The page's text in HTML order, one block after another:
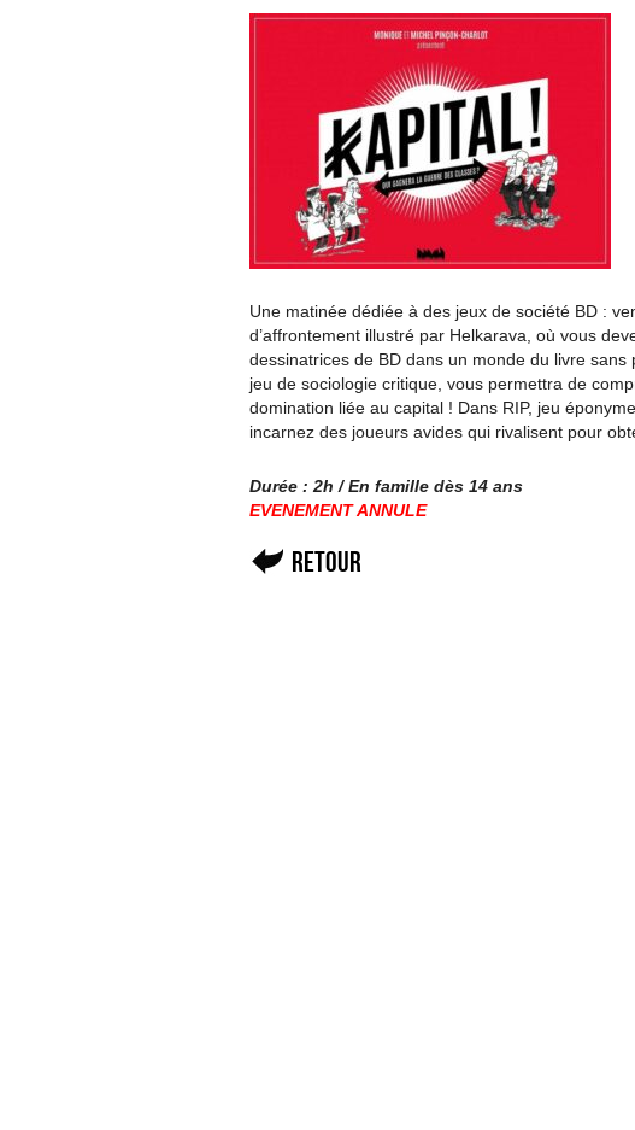
Une matinée dédiée à des jeux de société BD :
d’affrontement illustré par Helkarava, où vous
dessinatrices de BD dans un monde du livre
jeu de sociologie critique, vous permettra de
domination liée au capital ! Dans RIP, jeu
incarnez des joueurs avides qui rivalisent pour
Durée : 2h / En famille dès 14 ans
EVENEMENT ANNULE
Retour